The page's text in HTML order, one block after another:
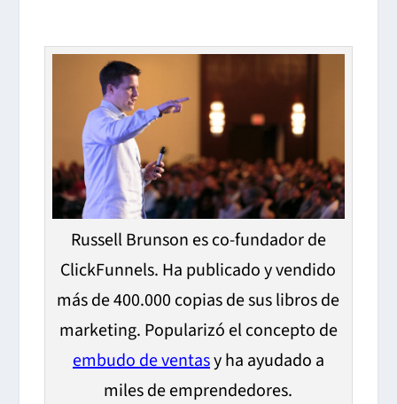
Russell Brunson es co-fundador de
ClickFunnels. Ha publicado y vendido
más de 400.000 copias de sus libros de
marketing. Popularizó el concepto de
embudo de ventasy ha ayudado a
miles de emprendedores.